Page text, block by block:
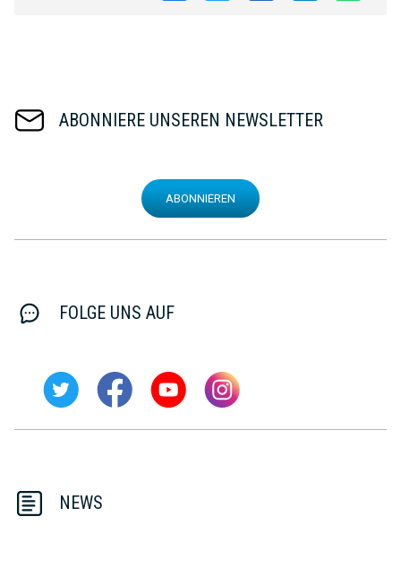
ABONNIERE UNSEREN NEWSLETTER
ABONNIEREN
FOLGE UNS AUF
NEWS